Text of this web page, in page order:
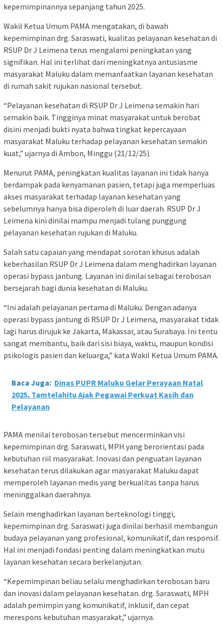
kepemimpinannya sepanjang tahun 2025.
Wakil Ketua Umum PAMA mengatakan, di bawah
kepemimpinan drg. Saraswati, kualitas pelayanan kesehatan di
RSUP Dr J Leimena terus mengalami peningkatan yang
signifikan. Hal ini terlihat dari meningkatnya antusiasme
masyarakat Maluku dalam memanfaatkan layanan kesehatan
di rumah sakit rujukan nasional tersebut.
“Pelayanan kesehatan di RSUP Dr J Leimena semakin hari
semakin baik. Tingginya minat masyarakat untuk berobat
disini menjadi bukti nyata bahwa tingkat kepercayaan
masyarakat Maluku terhadap pelayanan kesehatan semakin
kuat,” ujarnya di Ambon, Minggu (21/12/25).
Menurut PAMA, peningkatan kualitas layanan ini tidak hanya
berdampak pada kenyamanan pasien, tetapi juga memperluas
akses masyarakat terhadap layanan kesehatan yang
sebelumnya hanya bisa diperoleh di luar daerah. RSUP Dr J
Leimena kini dinilai mampu menjadi tulang punggung
pelayanan kesehatan rujukan di Maluku.
Salah satu capaian yang mendapat sorotan khusus adalah
keberhasilan RSUP Dr J Leimena dalam menghadirkan layanan
operasi bypass jantung. Layanan ini dinilai sebagai terobosan
bersejarah bagi dunia kesehatan di Maluku.
“Ini adalah pelayanan pertama di Maluku. Dengan adanya
operasi bypass jantung di RSUP Dr J Leimena, masyarakat tidak
lagi harus dirujuk ke Jakarta, Makassar, atau Surabaya. Ini tentu
sangat membantu, baik dari sisi biaya, waktu, maupun kondisi
psikologis pasien dan keluarga,” kata Wakil Ketua Umum PAMA.
Baca Juga: Dinas PUPR Maluku Gelar Perayaan Natal
2025, Tamtelahitu Ajak Pegawai Perkuat Kasih dan
Pelayanan
PAMA menilai terobosan tersebut mencerminkan visi
kepemimpinan drg. Saraswati, MPH yang berorientasi pada
kebutuhan riil masyarakat. Inovasi dan penguatan layanan
kesehatan terus dilakukan agar masyarakat Maluku dapat
memperoleh layanan medis yang berkualitas tanpa harus
meninggalkan daerahnya.
Selain menghadirkan layanan berteknologi tinggi,
kepemimpinan drg. Saraswati juga dinilai berhasil membangun
budaya pelayanan yang profesional, komunikatif, dan responsif.
Hal ini menjadi fondasi penting dalam meningkatkan mutu
layanan kesehatan secara berkelanjutan.
“Kepemimpinan beliau selalu menghadirkan terobosan baru
dan inovasi dalam pelayanan kesehatan. drg. Saraswati, MPH
adalah pemimpin yang komunikatif, inklusif, dan cepat
merespons kebutuhan masyarakat,” ujarnya.